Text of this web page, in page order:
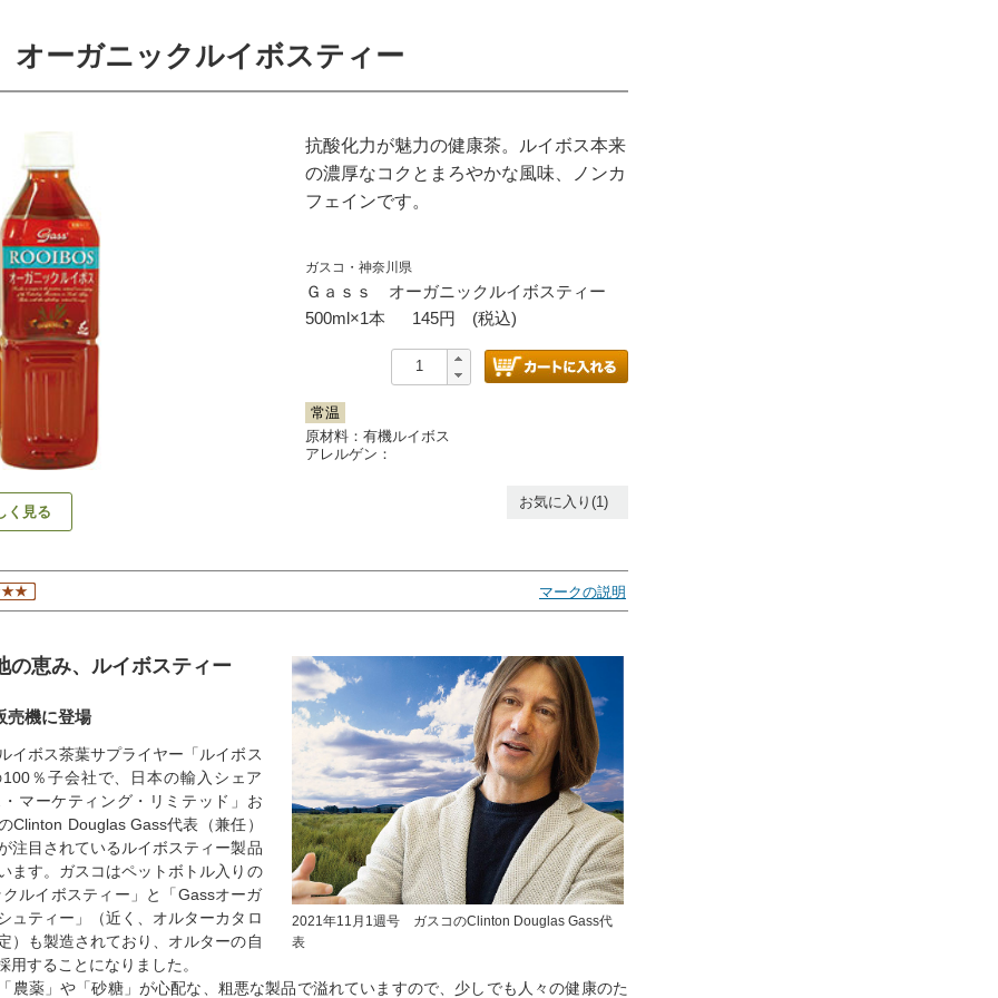
ーガニックルイボスティー
く見る
抗酸化力が魅力の健康茶。ルイボス本来
の濃厚なコクとまろやかな風味、ノンカ
フェインです。
ガスコ・神奈川県
Ｇａｓｓ オーガニックルイボスティー
500ml×1本
145円 (税込)
常温
原材料：有機ルイボス
アレルゲン：
お気に入り(1)
マークの説明
2021年11月1週号 ガスコのClinton Douglas Gass代
表
の恵み、ルイボスティー
売機に登場
イボス茶葉サプライヤー「ルイボス
％子会社で、日本の輸入シェア
マーケティング・リミテッド」お
Clinton Douglas Gass代表（兼任）
注目されているルイボスティー製品
ます。ガスコはペットボトル入りの
ルイボスティー」と「Gassオーガ
ュティー」（近く、オルターカタロ
）も製造されており、オルターの自
用することになりました。
農薬」や「砂糖」が心配な、粗悪な製品で溢れていますので、少しでも人々の健康のた